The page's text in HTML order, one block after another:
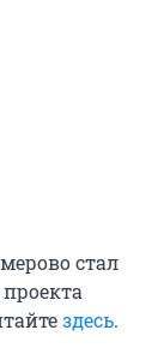
стал
здесь.